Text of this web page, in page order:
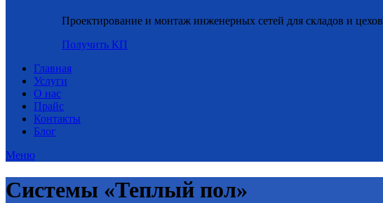
Проектирование и монтаж инженерных сетей для складов и цехов
Получить КП
Главная
Услуги
О нас
Прайс
Контакты
Блог
Меню
Системы «Теплый пол»